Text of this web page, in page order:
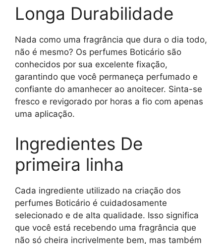
Longa Durabilidade
Nada como uma fragrância que dura o dia todo,
não é mesmo? Os perfumes Boticário são
conhecidos por sua excelente fixação,
garantindo que você permaneça perfumado e
confiante do amanhecer ao anoitecer. Sinta-se
fresco e revigorado por horas a fio com apenas
uma aplicação.
Ingredientes De
primeira linha
Cada ingrediente utilizado na criação dos
perfumes Boticário é cuidadosamente
selecionado e de alta qualidade. Isso significa
que você está recebendo uma fragrância que
não só cheira incrivelmente bem, mas também